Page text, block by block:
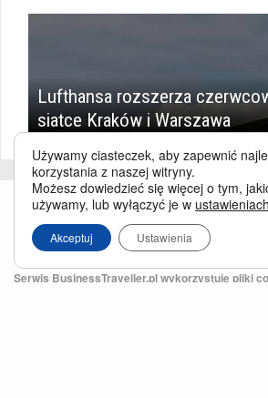
Lufthansa rozszerza
siatce Kraków i Warszawa
Serwis BusinessTraveller.pl wykorzystuje pliki
Używamy ciasteczek, aby zapewnić
korzystania z naszej witryny.
Możesz dowiedzieć się więcej o tym,
używamy, lub wyłączyć je w ustawieniach
Akceptuj Ustawienia